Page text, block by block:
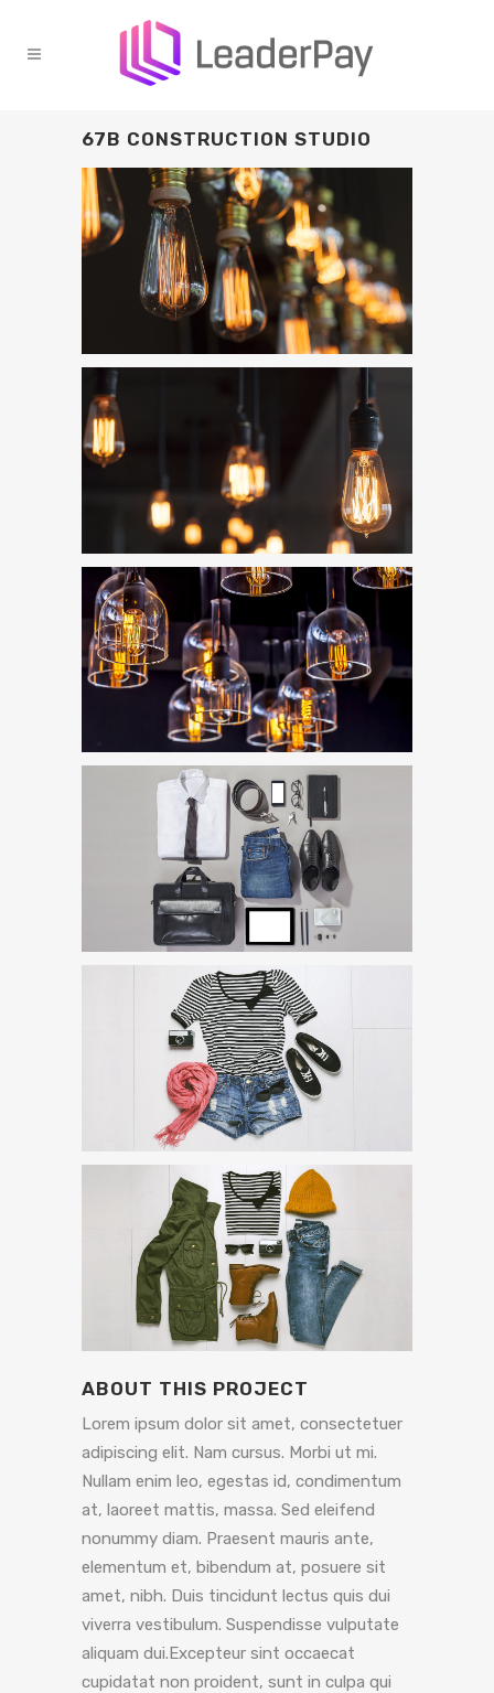
67B CONSTRUCTION STUDIO
ABOUT THIS PROJECT
Lorem ipsum dolor sit amet, consectetuer
adipiscing elit. Nam cursus. Morbi ut mi.
Nullam enim leo, egestas id, condimentum
at, laoreet mattis, massa. Sed eleifend
nonummy diam. Praesent mauris ante,
elementum et, bibendum at, posuere sit
amet, nibh. Duis tincidunt lectus quis dui
viverra vestibulum. Suspendisse vulputate
aliquam dui.Excepteur sint occaecat
cupidatat non proident, sunt in culpa qui